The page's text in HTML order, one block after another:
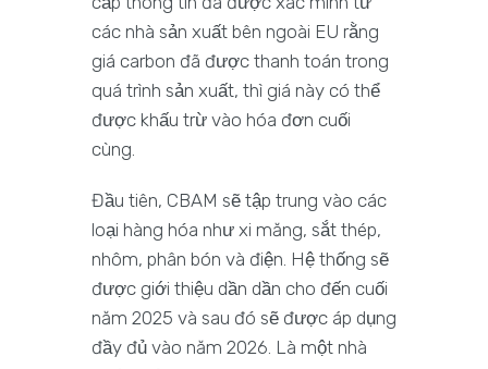
các nhà sản xuất bên ngoài EU rằng
giá carbon đã được thanh toán trong
quá trình sản xuất, thì giá này có thể
được khấu trừ vào hóa đơn cuối
cùng.
Đầu tiên, CBAM sẽ tập trung vào các
loại hàng hóa như xi măng, sắt thép,
nhôm, phân bón và điện. Hệ thống sẽ
được giới thiệu dần dần cho đến cuối
năm 2025 và sau đó sẽ được áp dụng
đầy đủ vào năm 2026. Là một nhà